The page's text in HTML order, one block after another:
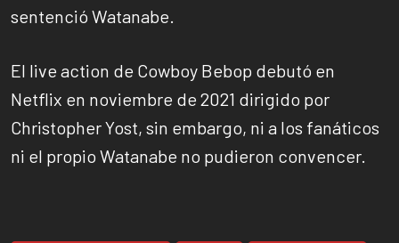
sentenció Watanabe.
El live action de Cowboy Bebop debutó en
Netflix en noviembre de 2021 dirigido por
Christopher Yost, sin embargo, ni a los fanáticos
ni el propio Watanabe no pudieron convencer.